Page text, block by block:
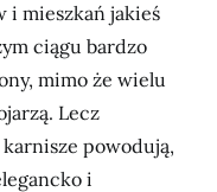
i mieszkań jakieś
ciągu bardzo
mimo że wielu
Lecz
powodują,
i